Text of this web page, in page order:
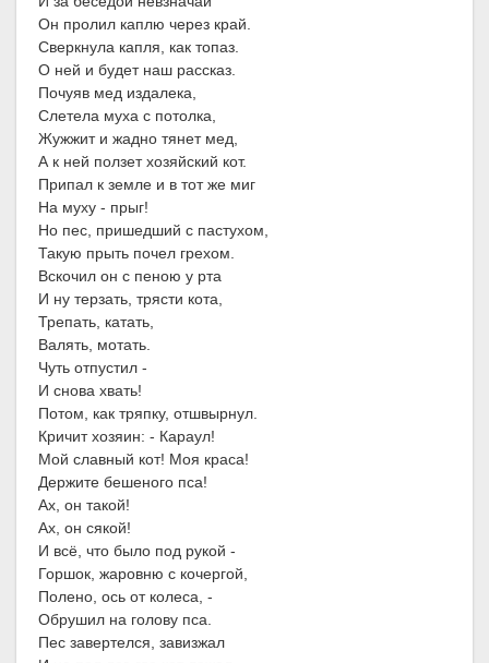
Он пролил каплю через край.
Сверкнула капля, как топаз.
О ней и будет наш рассказ.
Почуяв мед издалека,
Слетела муха с потолка,
Жужжит и жадно тянет мед,
А к ней ползет хозяйский кот.
Припал к земле и в тот же миг
На муху - прыг!
Но пес, пришедший с пастухом,
Такую прыть почел грехом.
Вскочил он с пеною у рта
И ну терзать, трясти кота,
Трепать, катать,
Валять, мотать.
Чуть отпустил -
И снова хвать!
Потом, как тряпку, отшвырнул.
Кричит хозяин: - Караул!
Мой славный кот! Моя краса!
Держите бешеного пса!
Ах, он такой!
Ах, он сякой!
И всё, что было под рукой -
Горшок, жаровню с кочергой,
Полено, ось от колеса, -
Обрушил на голову пса.
Пес завертелся, завизжал